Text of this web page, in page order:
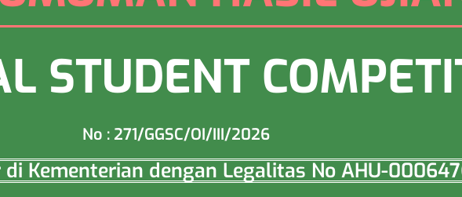
STUDENT
No : 271/GGSC/OI/III/2026
Kementerian dengan Legalitas No AHU-